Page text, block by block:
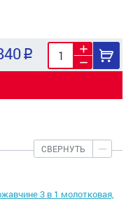
СВЕРНУТЬ
3 в 1 молотковая,